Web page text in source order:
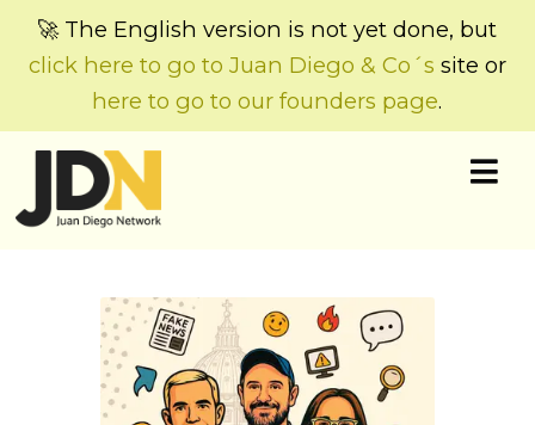
🚀 The English version is not yet done, but
click here to go to Juan Diego & Co´s site or
here to go to our founders page.